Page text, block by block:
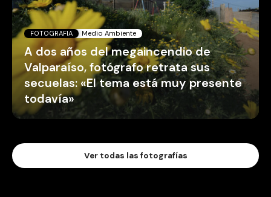
FOTOGRAFIA Medio Ambiente
A dos años del megaincendio de
Valparaíso, fotógrafo retrata sus
secuelas: «El tema está muy presente
todavía»
Ver todas las fotografías